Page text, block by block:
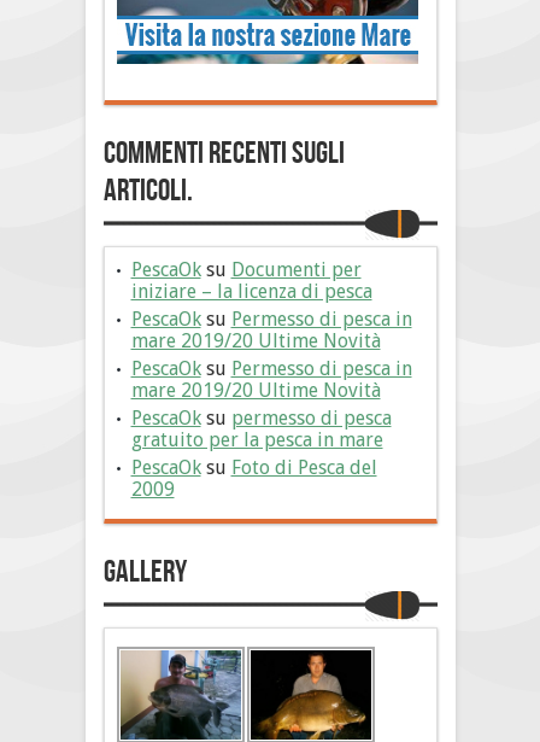
Commenti Recenti sugli
articoli.
PescaOksu Documenti per
iniziare – la licenza di pesca
PescaOksu Permesso di pesca in
mare 2019/20 Ultime Novità
PescaOksu Permesso di pesca in
mare 2019/20 Ultime Novità
PescaOksu permesso di pesca
gratuito per la pesca in mare
PescaOksu Foto di Pesca del
2009
Gallery